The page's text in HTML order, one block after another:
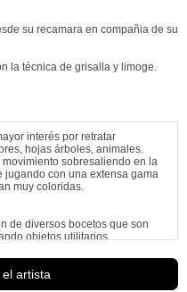
su recamara en compañia de su
la técnica de grisalla y limoge.
interés por retratar
hojas árboles, animales.
sobresaliendo en la
jugando con una extensa gama
muy coloridas.
de diversos bocetos que son
objetos utilitarios...
artista